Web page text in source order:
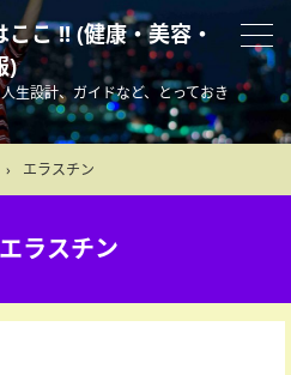
こ !! (健康・美容・
)
生設計、ガイドなど、とっておき
› エラスチン
ラスチン